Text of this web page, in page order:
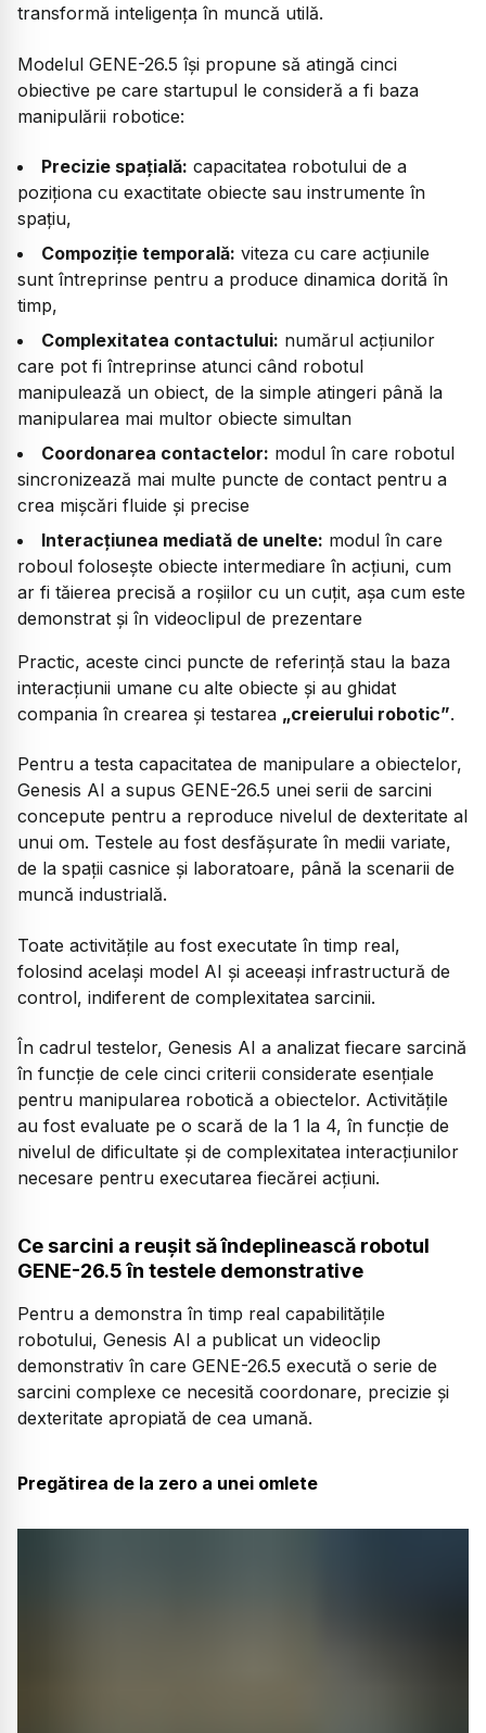
transformă inteligența în muncă utilă.
Modelul GENE-26.5 își propune să atingă cinci
obiective pe care startupul le consideră a fi baza
manipulării robotice:
Precizie spațială: capacitatea robotului de a
poziționa cu exactitate obiecte sau instrumente în
spațiu,
Compoziție temporală: viteza cu care acțiunile
sunt întreprinse pentru a produce dinamica dorită în
timp,
Complexitatea contactului: numărul acțiunilor
care pot fi întreprinse atunci când robotul
manipulează un obiect, de la simple atingeri până la
manipularea mai multor obiecte simultan
Coordonarea contactelor: modul în care robotul
sincronizează mai multe puncte de contact pentru a
crea mișcări fluide și precise
Interacțiunea mediată de unelte: modul în care
roboul folosește obiecte intermediare în acțiuni, cum
ar fi tăierea precisă a roșiilor cu un cuțit, așa cum este
demonstrat și în videoclipul de prezentare
Practic, aceste cinci puncte de referință stau la baza
interacțiunii umane cu alte obiecte și au ghidat
compania în crearea și testarea „creierului robotic”.
Pentru a testa capacitatea de manipulare a obiectelor,
Genesis AI a supus GENE-26.5 unei serii de sarcini
concepute pentru a reproduce nivelul de dexteritate al
unui om. Testele au fost desfășurate în medii variate,
de la spații casnice și laboratoare, până la scenarii de
muncă industrială.
Toate activitățile au fost executate în timp real,
folosind același model AI și aceeași infrastructură de
control, indiferent de complexitatea sarcinii.
În cadrul testelor, Genesis AI a analizat fiecare sarcină
în funcție de cele cinci criterii considerate esențiale
pentru manipularea robotică a obiectelor. Activitățile
au fost evaluate pe o scară de la 1 la 4, în funcție de
nivelul de dificultate și de complexitatea interacțiunilor
necesare pentru executarea fiecărei acțiuni.
Ce sarcini a reușit să îndeplinească robotul
GENE-26.5 în testele demonstrative
Pentru a demonstra în timp real capabilitățile
robotului, Genesis AI a publicat un videoclip
demonstrativ în care GENE-26.5 execută o serie de
sarcini complexe ce necesită coordonare, precizie și
dexteritate apropiată de cea umană.
Pregătirea de la zero a unei omlete